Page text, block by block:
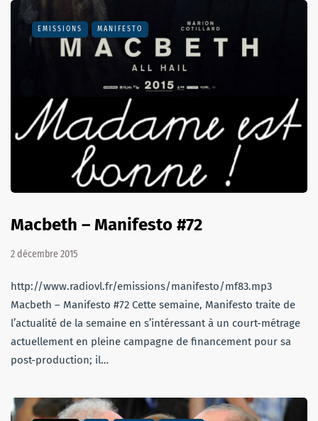
EMISSIONS MANIFESTO
Macbeth – Manifesto #72
2 décembre 2015
http://www.radiovl.fr/emissions/manifesto/mf83.mp3
Macbeth – Manifesto #72 Cette semaine, Manifesto traite de
l’actualité de la semaine en s’intéressant à un court-métrage
actuellement en pleine campagne de financement pour sa
post-production; il…